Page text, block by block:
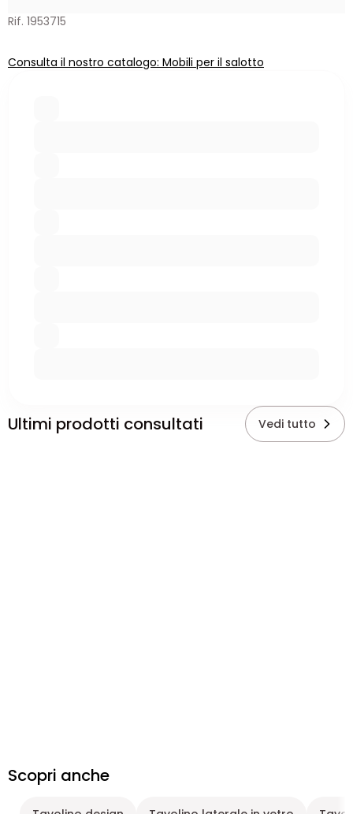
Rif. 1953715
Consulta il nostro catalogo: Mobili per il salotto
Ultimi prodotti consultati Vedi tutto
Scopri anche